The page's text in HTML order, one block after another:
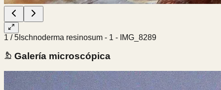
1 /5 Ischnoderma resinosum - 1 - IMG_8289
Galería microscópica